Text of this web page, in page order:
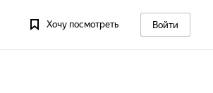
Хочу посмотреть Войти